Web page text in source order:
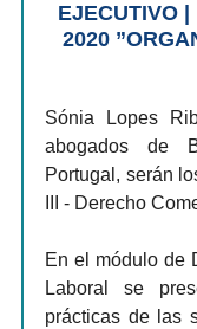
EJECUTIVO |
2020
Sónia Lopes
abogados de
Portugal, serán
III - Derecho
En el módulo de
Laboral se
prácticas de las